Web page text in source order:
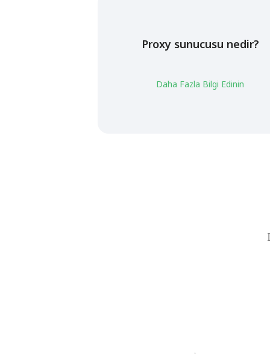
Proxy sunucusu nedir?
Daha Fazla Bilgi Edinin